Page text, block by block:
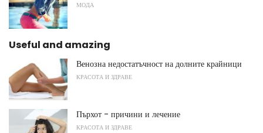
МОДА
Useful and amazing
Венозна недостатъчност на долните крайници
КРАСОТА И ЗДРАВЕ
Пърхот - причини и лечение
КРАСОТА И ЗДРАВЕ